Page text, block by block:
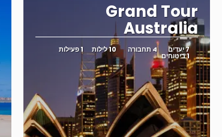
Grand Tour
Australia
7 יעדים 4 תחבורה 10 לילות 1 פעילות
1 ביטוחים